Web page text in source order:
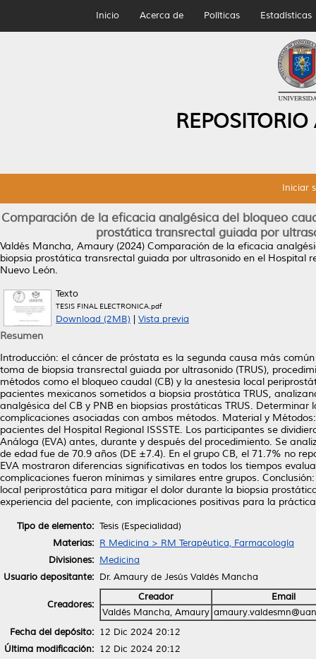
Inicio Acerca de Políticas Estadísticas
Iniciar
Comparación de la eficacia analgésica del bloqueo
prostática transrectal guiada por
Valdés Mancha, Amaury (2024) Comparación de la eficacia
biopsia prostática transrectal guiada por ultrasonido en el Hospital
Nuevo León.
Texto
TESIS FINAL ELECTRONICA.pdf
Download (2MB) Vista previa
Resumen
Introducción: el cáncer de próstata es la segunda causa más
toma de biopsia transrectal guiada por ultrasonido (TRUS),
métodos como el bloqueo caudal (CB) y la anestesia local
pacientes mexicanos sometidos a biopsia prostática TRUS,
analgésica del CB y PNB en biopsias prostáticas TRUS.
complicaciones asociadas con ambos métodos. Material y
pacientes del Hospital Regional ISSSTE. Los participantes se
Análoga (EVA) antes, durante y después del procedimiento. Se
de edad fue de 70.9 años (DE ±7.4). En el grupo CB, el 71.7% no
EVA mostraron diferencias significativas en todos los tiempos
complicaciones fueron mínimas y similares entre grupos.
local periprostática para mitigar el dolor durante la biopsia
experiencia del paciente, con implicaciones positivas para la
Tipo de elemento: Tesis (Especialidad)
Materias: R Medicina > RM Terapéutica, Farmacología
Divisiones: Medicina
Usuario depositante: Dr. Amaury de Jesús Valdés Mancha
Creadores:
Creador
Email
Valdés Mancha, Amaury
Fecha del depósito: 12 Dic 2024 20:12
Última modificación: 12 Dic 2024 20:12